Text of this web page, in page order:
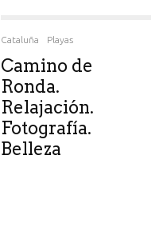
Cataluña Playas
Camino de
Ronda.
Relajación.
Fotografía.
Belleza